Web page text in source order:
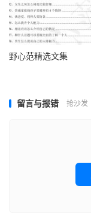
野心范精选文集
留言与报错 抢沙发